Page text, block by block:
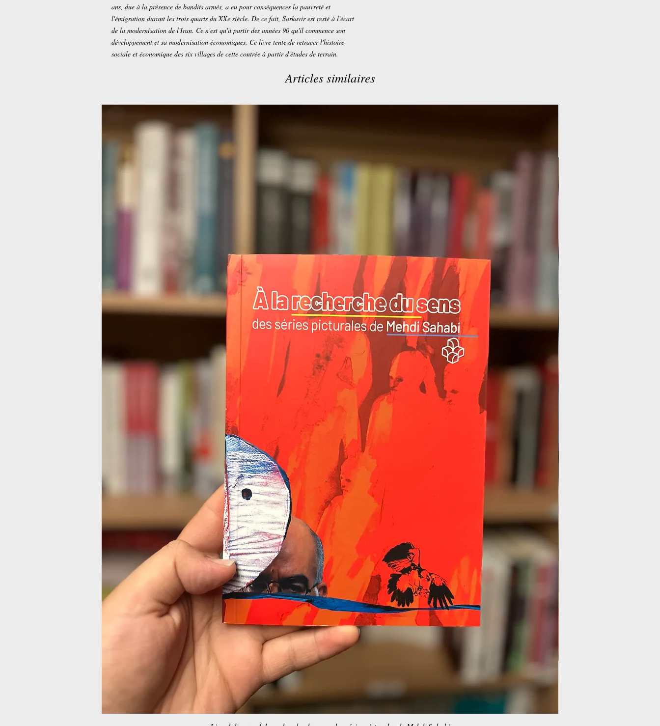
ans, due à la présence de bandits armés, a eu pour conséquences la pauvreté et
l'émigration durant les trois quarts du XXe siècle. De ce fait, Sarkavir est resté à l'écart
de la modernisation de l'Iran. Ce n'est qu'à partir des années 90 qu'il commence son
développement et sa modernisation économiques. Ce livre tente de retracer l'histoire
sociale et économique des six villages de cette contrée à partir d'études de terrain.
Articles similaires